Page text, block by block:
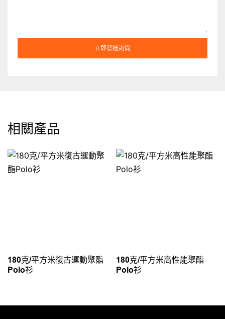
立即發送詢問
相關產品
180克/平方米復古運動聚酯
Polo衫
180克/平方米高性能聚酯
Polo衫